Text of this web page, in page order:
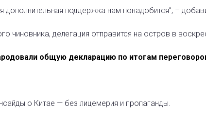
дополнительная поддержка нам понадобится”, –
чиновника, делегация отправится на остров в
общую декларацию по итогам
о Китае — без лицемерия и пропаганды.